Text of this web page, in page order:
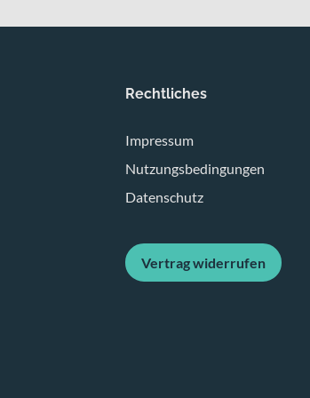
Rechtliches
Impressum
Nutzungsbedingungen
Datenschutz
Vertrag widerrufen